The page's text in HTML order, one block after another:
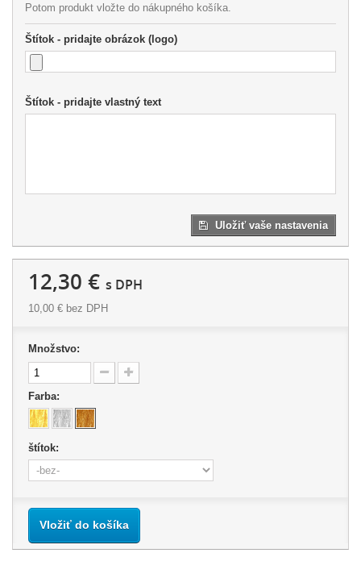
Potom produkt vložte do nákupného košíka.
Štítok - pridajte obrázok (logo)
Štítok - pridajte vlastný text
Uložiť vaše nastavenia
12,30 € s DPH
10,00 € bez DPH
Množstvo:
Farba:
štítok:
Vložiť do košíka